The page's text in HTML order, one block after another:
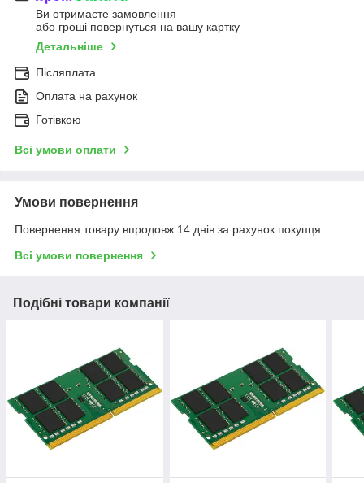
Ви отримаєте замовлення
або гроші повернуться на вашу картку
Детальніше
Післяплата
Оплата на рахунок
Готівкою
Всі умови оплати
Умови повернення
Повернення товару впродовж 14 днів за рахунок покупця
Всі умови повернення
Подібні товари компанії